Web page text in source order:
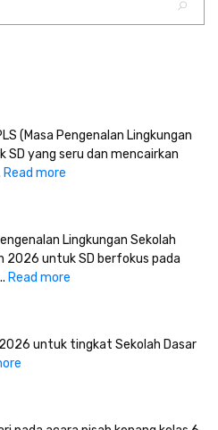
(Masa Pengenalan Lingkungan
SD yang seru dan mencairkan
Read more
Lingkungan Sekolah
2026 untuk SD berfokus pada
Read more
2026 untuk tingkat Sekolah Dasar